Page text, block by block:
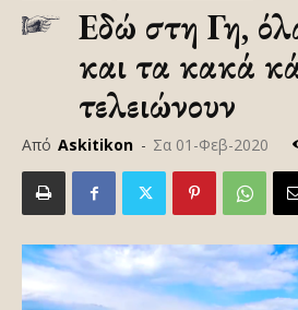
Εδώ στη Γη,
και τα κακά
τελειώνουν
Από Askitikon - Σα 01-Φεβ-2020